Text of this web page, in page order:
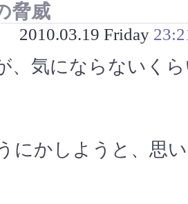
脅威
2010.03.19 Friday
、気にならないく
にかしようと、思